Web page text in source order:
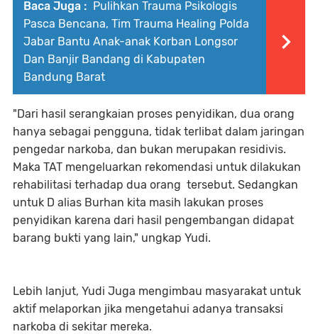
Baca Juga : Pulihkan Trauma Psikologis
Pasca Bencana, Tim Trauma Healing Polda
Jabar Bantu Anak-anak Korban Longsor
Dan Banjir Bandang di Kabupaten
Bandung Barat
"Dari hasil serangkaian proses penyidikan, dua orang
hanya sebagai pengguna, tidak terlibat dalam jaringan
pengedar narkoba, dan bukan merupakan residivis.
Maka TAT mengeluarkan rekomendasi untuk dilakukan
rehabilitasi terhadap dua orang tersebut. Sedangkan
untuk D alias Burhan kita masih lakukan proses
penyidikan karena dari hasil pengembangan didapat
barang bukti yang lain," ungkap Yudi.
Lebih lanjut, Yudi Juga mengimbau masyarakat untuk
aktif melaporkan jika mengetahui adanya transaksi
narkoba di sekitar mereka.